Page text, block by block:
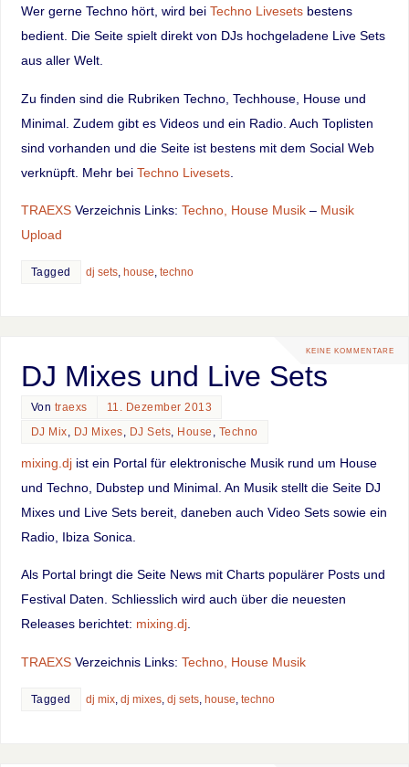
Wer gerne Techno hört, wird bei Techno Livesetsbestens
bedient. Die Seite spielt direkt von DJs hochgeladene Live Sets
aus aller Welt.
Zu finden sind die Rubriken Techno, Techhouse, House und
Minimal. Zudem gibt es Videos und ein Radio. Auch Toplisten
sind vorhanden und die Seite ist bestens mit dem Social Web
verknüpft. Mehr bei Techno Livesets.
TRAEXSVerzeichnis Links: Techno, House Musik– Musik
Upload
Tagged dj sets, house, techno
KEINE KOMMENTARE
DJ Mixes und Live Sets
Von traexs
11. Dezember 2013
DJ Mix, DJ Mixes, DJ Sets, House , Techno
mixing.djist ein Portal für elektronische Musik rund um House
und Techno, Dubstep und Minimal. An Musik stellt die Seite DJ
Mixes und Live Sets bereit, daneben auch Video Sets sowie ein
Radio, Ibiza Sonica.
Als Portal bringt die Seite News mit Charts populärer Posts und
Festival Daten. Schliesslich wird auch über die neuesten
Releases berichtet: mixing.dj.
TRAEXSVerzeichnis Links: Techno, House Musik
Tagged dj mix, dj mixes, dj sets, house, techno